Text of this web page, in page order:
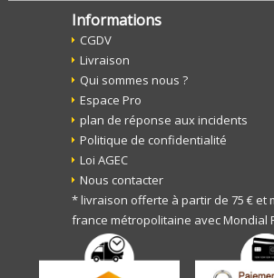
Informations
CGDV
Livraison
Qui sommes nous ?
Espace Pro
plan de réponse aux incidents
Politique de confidentialité
Loi AGEC
Nous contacter
* livraison offerte à partir de 75 € et
france métropolitaine avec Mondial